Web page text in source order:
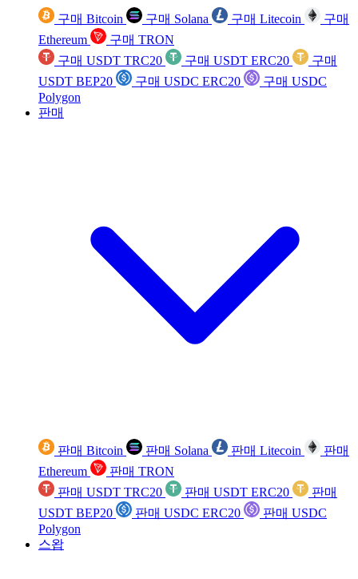
구매 Bitcoin 구매 Solana 구매 Litecoin
구매
Ethereum
구매 TRON
구매 USDT TRC20
구매 USDT ERC20
구매
USDT BEP20
구매 USDC ERC20
구매 USDC
Polygon
판매
판매 Bitcoin 판매 Solana 판매 Litecoin
판매
Ethereum
판매 TRON
판매 USDT TRC20
판매 USDT ERC20
판매
USDT BEP20
판매 USDC ERC20
판매 USDC
Polygon
스왑